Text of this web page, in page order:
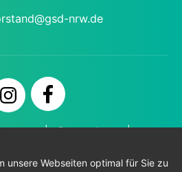
nrw.de
Datenschutz
unsere Webseiten optimal für Sie zu